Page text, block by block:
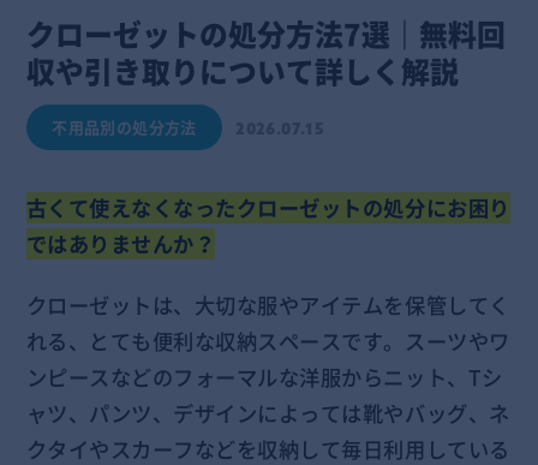
クローゼットの処分方法7選｜無料回
収や引き取りについて詳しく解説
不用品別の処分方法
古くて使えなくなったクローゼットの処分にお困り
ではありませんか？
クローゼットは、大切な服やアイテムを保管してく
れる、とても便利な収納スペースです。スーツやワ
ンピースなどのフォーマルな洋服からニット、Tシ
ャツ、パンツ、デザインによっては靴やバッグ、ネ
クタイやスカーフなどを収納して毎日利用している